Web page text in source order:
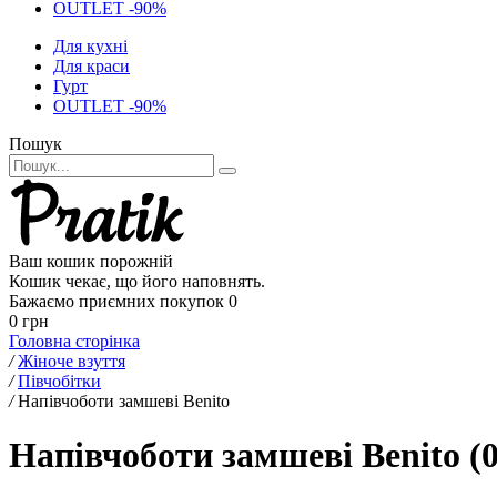
OUTLET -90%
Для кухні
Для краси
Гурт
OUTLET -90%
Пошук
Ваш кошик порожній
Кошик чекає, що його наповнять.
Бажаємо приємних покупок 0
0 грн
Головна сторінка
/ Жіноче взуття
/ Півчобітки
/ Напівчоботи замшеві Benito
Напівчоботи замшеві Benito